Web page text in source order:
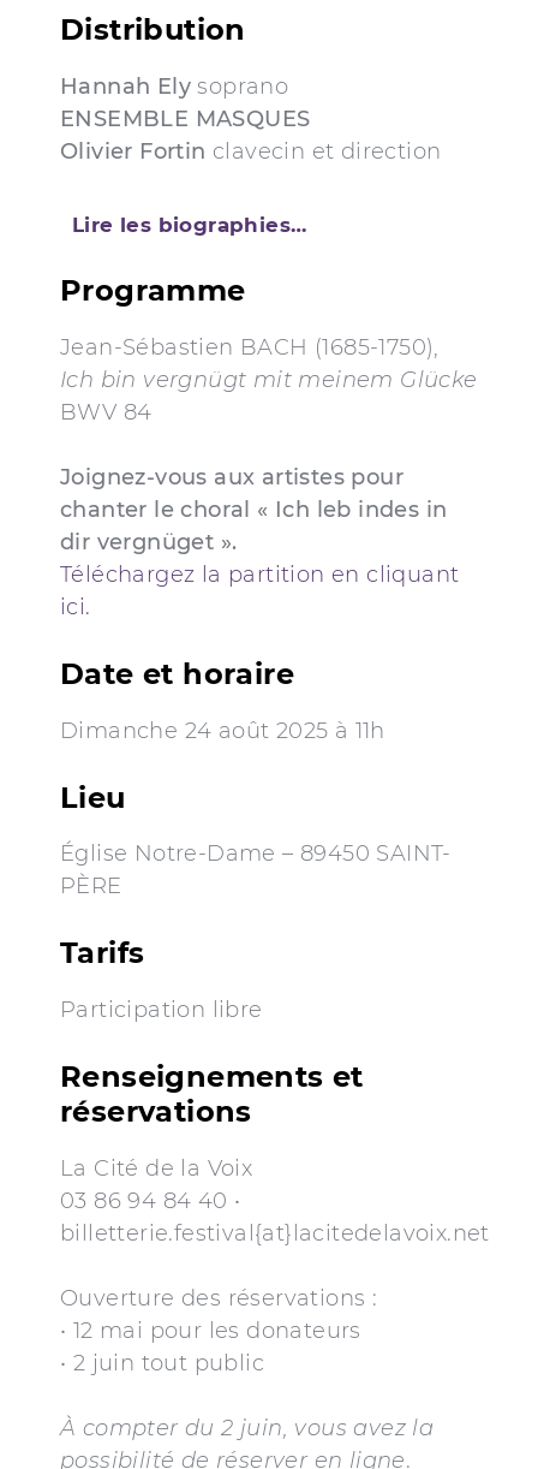
Distribution
Hannah Ely soprano
ENSEMBLE MASQUES
Olivier Fortin clavecin et direction
Lire les biographies…
Programme
Jean-Sébastien BACH (1685-1750),
Ich bin vergnügt mit meinem Glücke
BWV 84
Joignez-vous aux artistes pour
chanter le choral « Ich leb indes in
dir vergnüget ».
Téléchargez la partition en cliquant
ici.
Date et horaire
Dimanche 24 août 2025 à 11h
Lieu
Église Notre-Dame – 89450 SAINT-
PÈRE
Tarifs
Participation libre
Renseignements et
réservations
La Cité de la Voix
03 86 94 84 40 •
billetterie.festival{at}lacitedelavoix.net
Ouverture des réservations :
• 12 mai pour les donateurs
• 2 juin tout public
À compter du 2 juin, vous avez la
possibilité de réserver en ligne.